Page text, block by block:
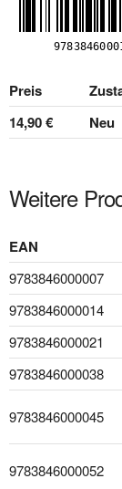
Preis
14,90 €
Neu
Weitere
EAN
9783846000007
9783846000014
9783846000021
9783846000038
9783846000045
9783846000052